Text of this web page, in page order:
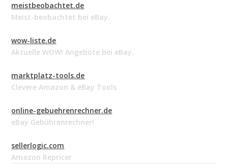
meistbeobachtet.de
Meist-beobachtet bei eBay.
wow-liste.de
Aktuelle WOW! Angebote bei eBay.
marktplatz-tools.de
Clevere Amazon & eBay Tools
online-gebuehrenrechner.de
eBay Gebührenrechner!
sellerlogic.com
Amazon Repricer